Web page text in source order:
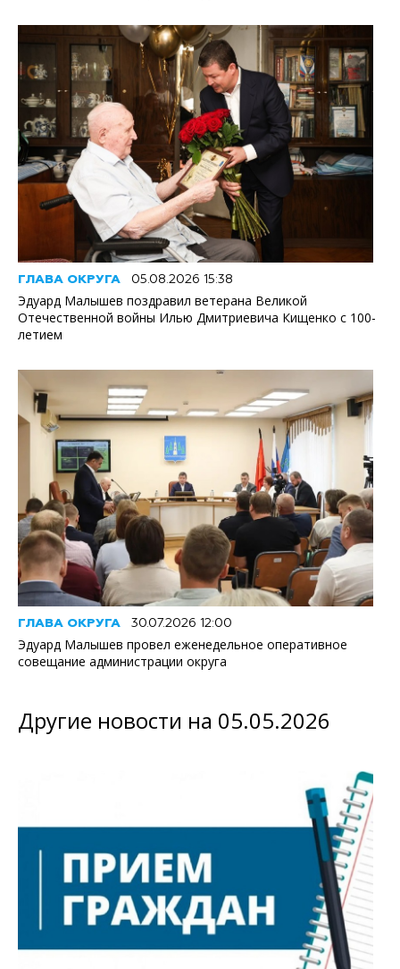
ГЛАВА ОКРУГА 05.08.2026 15:38
Эдуард Малышев поздравил ветерана Великой
Отечественной войны Илью Дмитриевича Кищенко с 100-
летием
ГЛАВА ОКРУГА 30.07.2026 12:00
Эдуард Малышев провел еженедельное оперативное
совещание администрации округа
Другие новости на 05.05.2026